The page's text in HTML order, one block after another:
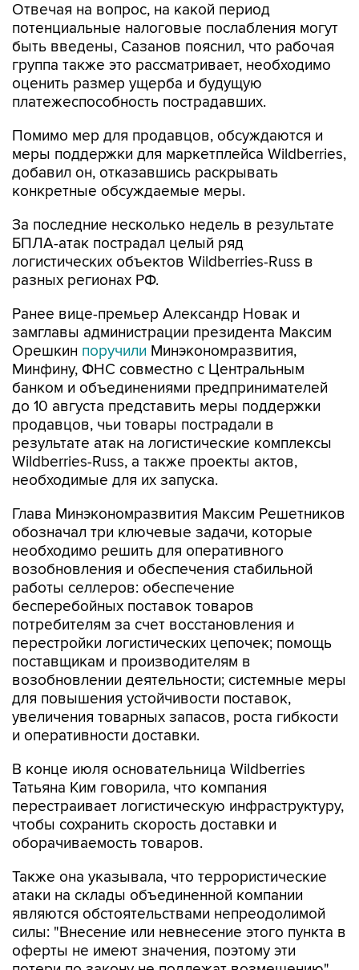
Отвечая на вопрос, на какой период
потенциальные налоговые послабления могут
быть введены, Сазанов пояснил, что рабочая
группа также это рассматривает, необходимо
оценить размер ущерба и будущую
платежеспособность пострадавших.
Помимо мер для продавцов, обсуждаются и
меры поддержки для маркетплейса Wildberries,
добавил он, отказавшись раскрывать
конкретные обсуждаемые меры.
За последние несколько недель в результате
БПЛА-атак пострадал целый ряд
логистических объектов Wildberries-Russ в
разных регионах РФ.
Ранее вице-премьер Александр Новак и
замглавы администрации президента Максим
Орешкин поручили Минэкономразвития,
Минфину, ФНС совместно с Центральным
банком и объединениями предпринимателей
до 10 августа представить меры поддержки
продавцов, чьи товары пострадали в
результате атак на логистические комплексы
Wildberries-Russ, а также проекты актов,
необходимые для их запуска.
Глава Минэкономразвития Максим Решетников
обозначал три ключевые задачи, которые
необходимо решить для оперативного
возобновления и обеспечения стабильной
работы селлеров: обеспечение
бесперебойных поставок товаров
потребителям за счет восстановления и
перестройки логистических цепочек; помощь
поставщикам и производителям в
возобновлении деятельности; системные меры
для повышения устойчивости поставок,
увеличения товарных запасов, роста гибкости
и оперативности доставки.
В конце июля основательница Wildberries
Татьяна Ким говорила, что компания
перестраивает логистическую инфраструктуру,
чтобы сохранить скорость доставки и
оборачиваемость товаров.
Также она указывала, что террористические
атаки на склады объединенной компании
являются обстоятельствами непреодолимой
силы: "Внесение или невнесение этого пункта в
оферты не имеют значения, поэтому эти